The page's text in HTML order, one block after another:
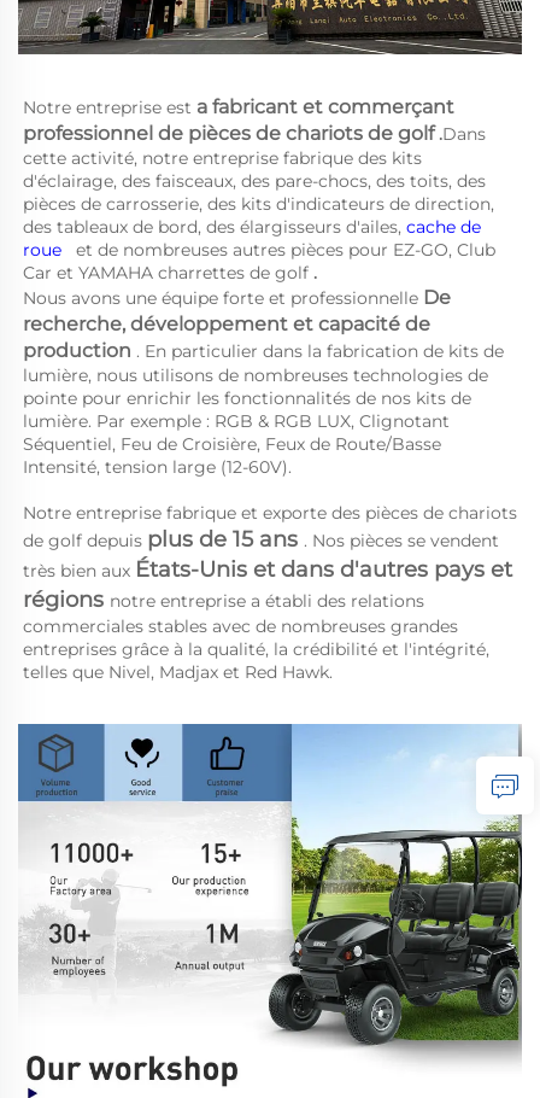
Notre entreprise est a fabricant et commerçant
professionnel de pièces de chariots de golf .Dans
cette activité, notre entreprise fabrique des kits
d'éclairage, des faisceaux, des pare-chocs, des toits, des
pièces de carrosserie, des kits d'indicateurs de direction,
des tableaux de bord, des élargisseurs d'ailes, cache de
roue et de nombreuses autres pièces pour EZ-GO, Club
Car et YAMAHA charrettes de golf .
Nous avons une équipe forte et professionnelle De
recherche, développement et capacité de
production . En particulier dans la fabrication de kits de
lumière, nous utilisons de nombreuses technologies de
pointe pour enrichir les fonctionnalités de nos kits de
lumière. Par exemple : RGB & RGB LUX, Clignotant
Séquentiel, Feu de Croisière, Feux de Route/Basse
Intensité, tension large (12-60V).
Notre entreprise fabrique et exporte des pièces de chariots
de golf depuis plus de 15 ans . Nos pièces se vendent
très bien aux États-Unis et dans d'autres pays et
régions notre entreprise a établi des relations
commerciales stables avec de nombreuses grandes
entreprises grâce à la qualité, la crédibilité et l'intégrité,
telles que Nivel, Madjax et Red Hawk.